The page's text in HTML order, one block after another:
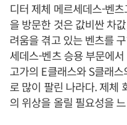
디터 제체 메르세데스-벤
을 방문한 것은 값비싼 차
려움을 겪고 있는 벤츠를
세데스-벤츠 승용 부문에
고가의 E클래스와 S클래
로 많이 팔린 나라다. 제체
의 위상을 올릴 필요성을